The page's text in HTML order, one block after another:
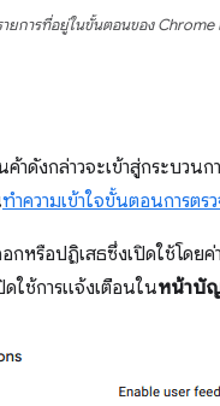
ายการที่อยู่ในขั้นตอนของ Chrome
ดังกล่าวจะเข้าสู่กระบวน
ทำความเข้าใจขั้นตอนการตร
หรือปฏิเสธซึ่งเปิดใช้โดยค่
ใช้การแจ้งเตือนในหน้าบั